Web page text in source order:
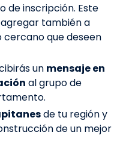
de inscripción. Este
también a
que deseen
un mensaje en
al grupo de
de tu región y
de un mejor